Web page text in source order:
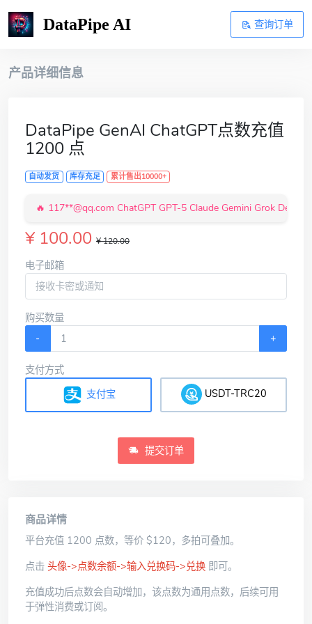
DataPipe AI 查询订单
产品详细信息
DataPipe GenAI ChatGPT点数充值
1200 点
自动发货 库存充足 累计售出10000+
GPT-5 Claude Gemini Grok DeepSeek 等基础版订阅 x 1 订阅成
¥ 100.00 ¥ 120.00
电子邮箱
购买数量
-
+
支付方式
支付宝
USDT-TRC20
提交订单
商品详情
平台充值 1200 点数，等价 $120，多拍可叠加。
点击 头像->点数余额->输入兑换码->兑换 即可。
充值成功后点数会自动增加，该点数为通用点数，后续可用
于弹性消费或订阅。